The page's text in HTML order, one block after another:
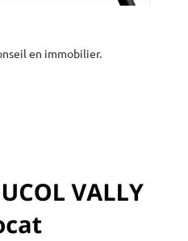
en immobilier.